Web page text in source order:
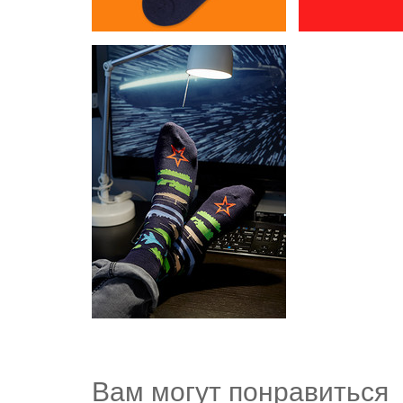
Вам могут понравиться